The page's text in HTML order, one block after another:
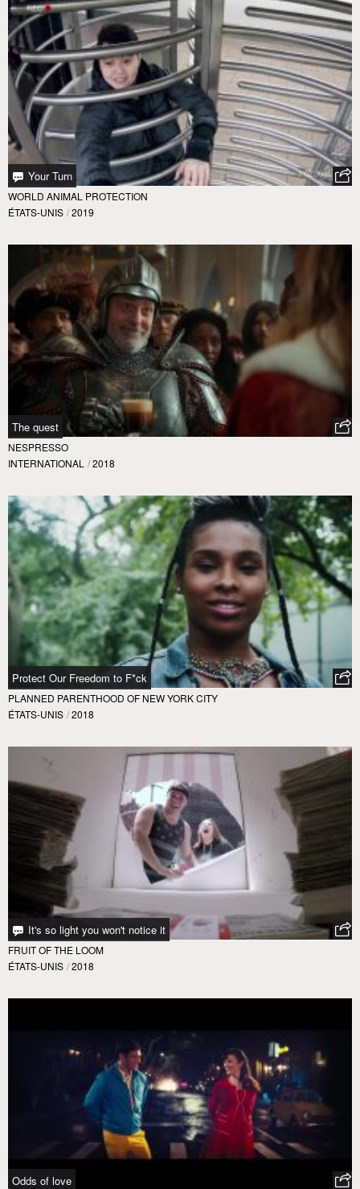
Your Turn
WORLD ANIMAL PROTECTION
ÉTATS-UNIS / 2019
The quest
NESPRESSO
INTERNATIONAL / 2018
Protect Our Freedom to F*ck
PLANNED PARENTHOOD OF NEW YORK CITY
ÉTATS-UNIS / 2018
It's so light you won't notice it
FRUIT OF THE LOOM
ÉTATS-UNIS / 2018
Odds of love